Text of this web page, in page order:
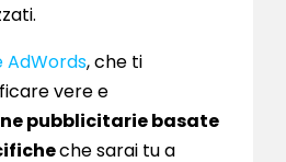
AdWords, che ti
vere e
pubblicitarie basate
che sarai tu a